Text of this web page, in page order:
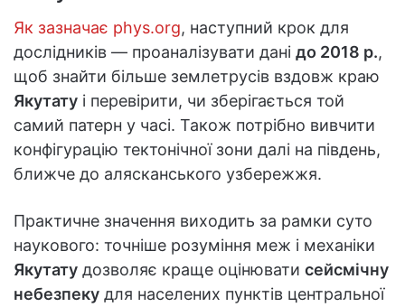
Як зазначає phys.org, наступний крок для
дослідників — проаналізувати дані до 2018 р.,
щоб знайти більше землетрусів вздовж краю
Якутату і перевірити, чи зберігається той
самий патерн у часі. Також потрібно вивчити
конфігурацію тектонічної зони далі на південь,
ближче до алясканського узбережжя.
Практичне значення виходить за рамки суто
наукового: точніше розуміння меж і механіки
Якутату дозволяє краще оцінювати сейсмічну
небезпеку для населених пунктів центральної